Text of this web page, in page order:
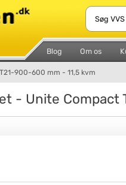
Blog Om os
900-600 mm - 11,5 kvm
- Unite Compact